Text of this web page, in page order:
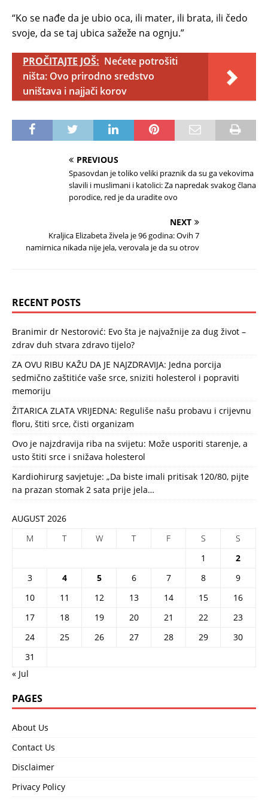
“Ko se nađe da je ubio oca, ili mater, ili brata, ili čedo
svoje, da se taj ubica sažeže na ognju.”
PROČITAJTE JOŠ: Nećete potrošiti
ništa: Ovo prirodno sredstvo
uništava i najjači korov
PREVIOUS
Spasovdan je toliko veliki praznik da su ga vekovima
slavili i muslimani i katolici: Za napredak svakog člana
porodice, red je da uradite ovo
NEXT
Kraljica Elizabeta živela je 96 godina: Ovih 7
namirnica nikada nije jela, verovala je da su otrov
RECENT POSTS
Branimir dr Nestorović: Evo šta je najvažnije za dug život –
zdrav duh stvara zdravo tijelo?
ZA OVU RIBU KAŽU DA JE NAJZDRAVIJA: Jedna porcija
sedmično zaštitiće vaše srce, sniziti holesterol i popraviti
memoriju
ŽITARICA ZLATA VRIJEDNA: Reguliše našu probavu i crijevnu
floru, štiti srce, čisti organizam
Ovo je najzdravija riba na svijetu: Može usporiti starenje, a
usto štiti srce i snižava holesterol
Kardiohirurg savjetuje: „Da biste imali pritisak 120/80, pijte
na prazan stomak 2 sata prije jela…
AUGUST 2026
M
T W T F S
S
1
2
3
4 5 6 7 8
9
10
11 12 13 14 15
16
17
18 19 20 21 22
23
24
25 26 27 28 29
30
31
« Jul
PAGES
About Us
Contact Us
Disclaimer
Privacy Policy